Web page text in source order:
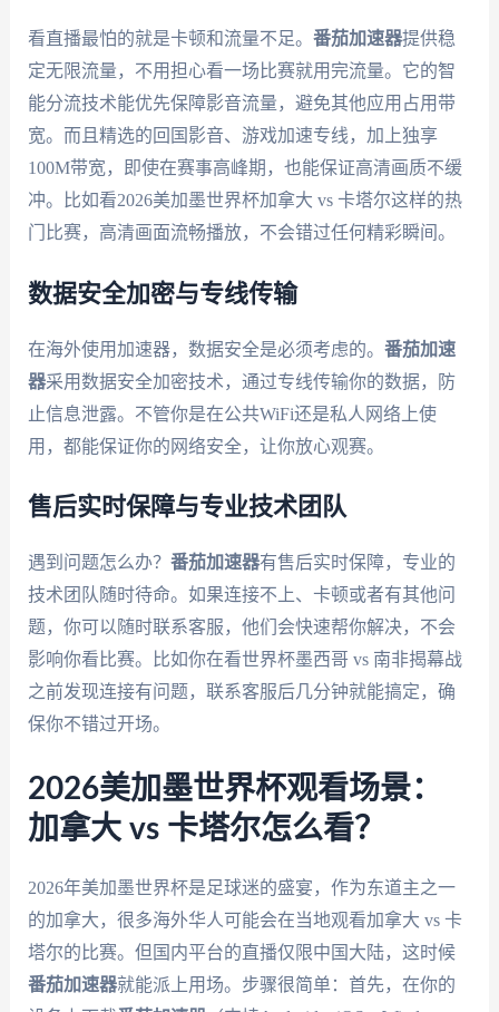
看直播最怕的就是卡顿和流量不足。 番茄加速器提供稳
定无限流量，不用担心看一场比赛就用完流量。它的智
能分流技术能优先保障影音流量，避免其他应用占用带
宽。而且精选的回国影音、游戏加速专线，加上独享
100M带宽，即使在赛事高峰期，也能保证高清画质不缓
冲。比如看2026美加墨世界杯加拿大 vs 卡塔尔这样的热
门比赛，高清画面流畅播放，不会错过任何精彩瞬间。
数据安全加密与专线传输
在海外使用加速器，数据安全是必须考虑的。 番茄加速
器采用数据安全加密技术，通过专线传输你的数据，防
止信息泄露。不管你是在公共WiFi还是私人网络上使
用，都能保证你的网络安全，让你放心观赛。
售后实时保障与专业技术团队
遇到问题怎么办？ 番茄加速器有售后实时保障，专业的
技术团队随时待命。如果连接不上、卡顿或者有其他问
题，你可以随时联系客服，他们会快速帮你解决，不会
影响你看比赛。比如你在看世界杯墨西哥 vs 南非揭幕战
之前发现连接有问题，联系客服后几分钟就能搞定，确
保你不错过开场。
2026美加墨世界杯观看场景：
加拿大 vs 卡塔尔怎么看？
2026年美加墨世界杯是足球迷的盛宴，作为东道主之一
的加拿大，很多海外华人可能会在当地观看加拿大 vs 卡
塔尔的比赛。但国内平台的直播仅限中国大陆，这时候
番茄加速器就能派上用场。步骤很简单：首先，在你的